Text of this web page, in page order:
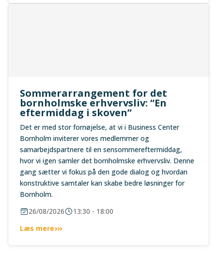
Sommerarrangement for det
bornholmske erhvervsliv: “En
eftermiddag i skoven”
Det er med stor fornøjelse, at vi i Business Center
Bornholm inviterer vores medlemmer og
samarbejdspartnere til en sensommereftermiddag,
hvor vi igen samler det bornholmske erhvervsliv. Denne
gang sætter vi fokus på den gode dialog og hvordan
konstruktive samtaler kan skabe bedre løsninger for
Bornholm.
26/08/2026
13:30 - 18:00
Læs mere